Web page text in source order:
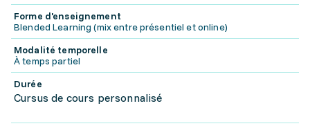
Forme d'enseignement
Blended Learning (mix entre présentiel et online)
Modalité temporelle
À temps partiel
Durée
Cursus de cours personnalisé